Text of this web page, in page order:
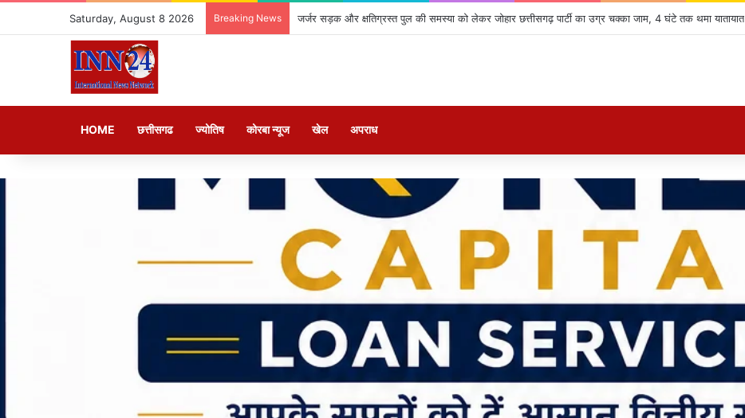
Saturday, August 8 2026 Breaking News जर्जर सड़क और क्षतिग्रस्त पुल की समस्या को लेकर जोहार छत्तीसगढ़ पार्टी का उग्र चक्का जाम, 4 घंटे तक थमा यातायात
HOME छत्तीसगढ ज्योतिष कोरबा न्यूज खेल अपराध